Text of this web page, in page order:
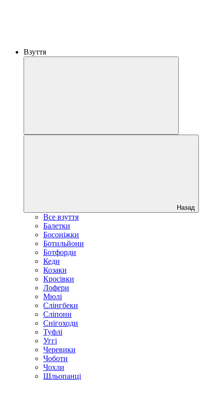
Взуття
Назад
Все взуття
Балетки
Босоніжки
Ботильйони
Ботфорди
Кеди
Козаки
Кросівки
Лофери
Мюлі
Слінгбеки
Сліпони
Снігоходи
Туфлі
Уггі
Черевики
Чоботи
Чохли
Шльопанці